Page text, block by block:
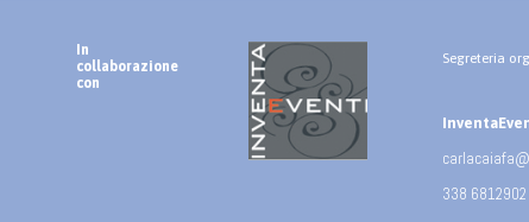
In
collaborazione
con
Segreteria
338 6812902